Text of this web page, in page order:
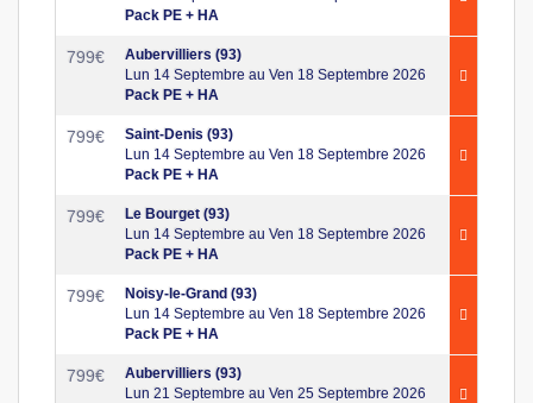
Pack PE + HA
799€
Aubervilliers (93)
Lun 14 Septembre au Ven 18 Septembre 2026
Pack PE + HA
799€
Saint-Denis (93)
Lun 14 Septembre au Ven 18 Septembre 2026
Pack PE + HA
799€
Le Bourget (93)
Lun 14 Septembre au Ven 18 Septembre 2026
Pack PE + HA
799€
Noisy-le-Grand (93)
Lun 14 Septembre au Ven 18 Septembre 2026
Pack PE + HA
799€
Aubervilliers (93)
Lun 21 Septembre au Ven 25 Septembre 2026